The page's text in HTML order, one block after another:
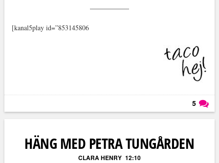
[kanal5play id=”853145806
5
HÄNG MED PETRA TUNGÅRDEN
CLARA HENRY 12:10